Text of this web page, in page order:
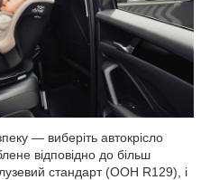
— виберіть автокрісло
відповідно до більш
стандарт (ООН R129), і